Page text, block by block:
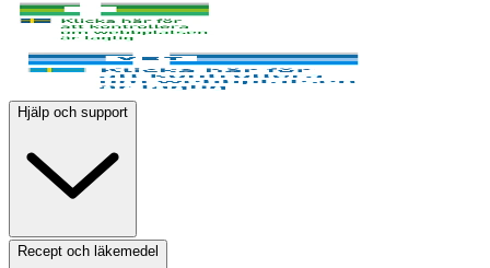
Hjälp och support
Recept och läkemedel